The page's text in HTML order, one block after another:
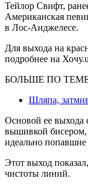
Тейлор Свифт,
Американская
в Лос-Анджелесе.
Для выхода на
подробнее на
БОЛЬШЕ ПО
Шляпа,
Основой ее выхода
вышивкой бисером,
идеально
Этот выход
чистоты линий.